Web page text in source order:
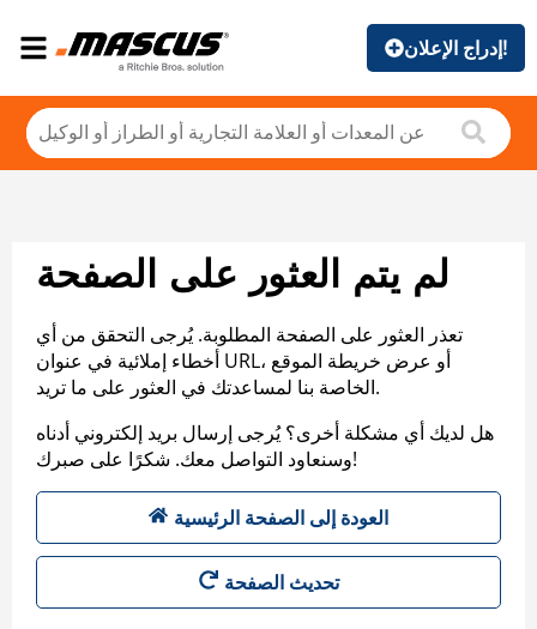
إدراج الإعلان!
لم يتم العثور على الصفحة
تعذر العثور على الصفحة المطلوبة. يُرجى التحقق من أي
أخطاء إملائية في عنوان URL، أو عرض خريطة الموقع
الخاصة بنا لمساعدتك في العثور على ما تريد.
هل لديك أي مشكلة أخرى؟ يُرجى إرسال بريد إلكتروني أدناه
وسنعاود التواصل معك. شكرًا على صبرك!
العودة إلى الصفحة الرئيسية
تحديث الصفحة